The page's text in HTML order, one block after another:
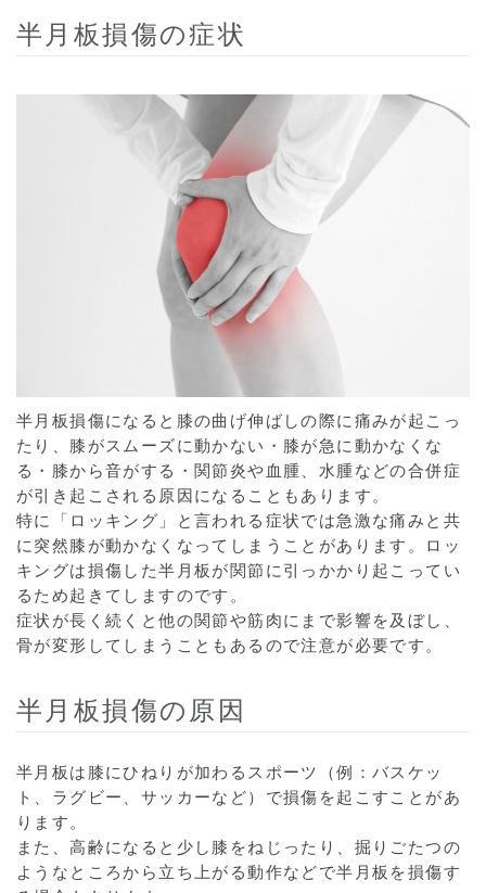
半月板損傷の症状
半月板損傷になると膝の曲げ伸ばしの際に痛みが起こっ
たり、膝がスムーズに動かない・膝が急に動かなくな
る・膝から音がする・関節炎や血腫、水腫などの合併症
が引き起こされる原因になることもあります。
特に「ロッキング」と言われる症状では急激な痛みと共
に突然膝が動かなくなってしまうことがあります。ロッ
キングは損傷した半月板が関節に引っかかり起こってい
るため起きてしますのです。
症状が長く続くと他の関節や筋肉にまで影響を及ぼし、
骨が変形してしまうこともあるので注意が必要です。
半月板損傷の原因
半月板は膝にひねりが加わるスポーツ（例：バスケッ
ト、ラグビー、サッカーなど）で損傷を起こすことがあ
ります。
また、高齢になると少し膝をねじったり、掘りごたつの
ようなところから立ち上がる動作などで半月板を損傷す